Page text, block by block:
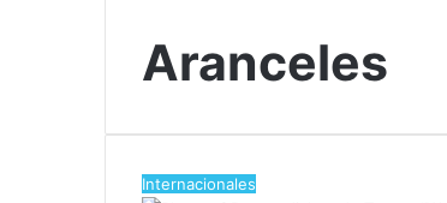
Aranceles
Internacionales